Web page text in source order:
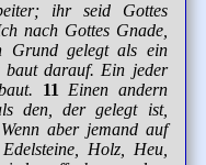
ihr seid Gottes
nach Gottes Gnade,
Grund gelegt als ein
baut darauf. Ein jeder
11 Einen andern
den, der gelegt ist,
Wenn aber jemand auf
Holz, Heu,